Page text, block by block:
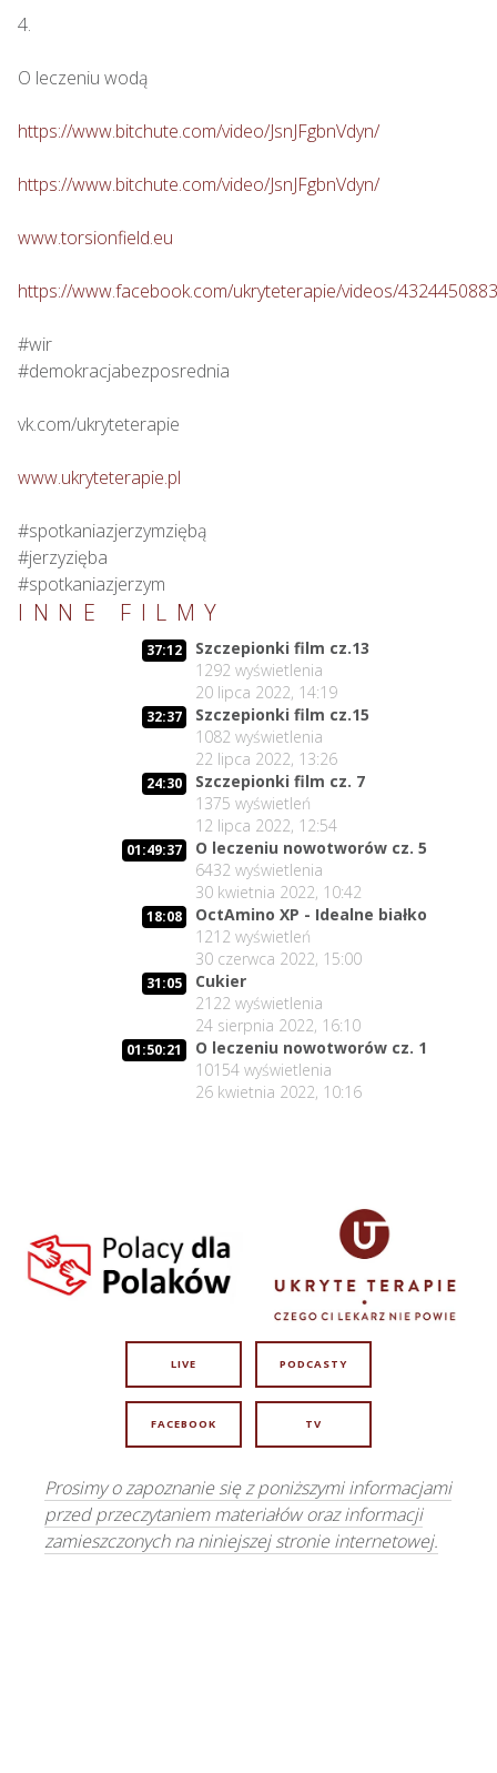
4.
O leczeniu wodą
https://www.bitchute.com/video/JsnJFgbnVdyn/
https://www.bitchute.com/video/JsnJFgbnVdyn/
www.torsionfield.eu
https://www.facebook.com/ukryteterapie/videos/
#wir
#demokracjabezposrednia
vk.com/ukryteterapie
www.ukryteterapie.pl
#spotkaniazjerzymziębą
#jerzyzięba
#spotkaniazjerzym
INNE FILMY
37:12
Szczepionki film cz.13
1292 wyświetlenia
20 lipca 2022, 14:19
32:37
Szczepionki film cz.15
1082 wyświetlenia
22 lipca 2022, 13:26
24:30
Szczepionki film cz. 7
1375 wyświetleń
12 lipca 2022, 12:54
01:49:37
O leczeniu nowotworów cz. 5
6432 wyświetlenia
30 kwietnia 2022, 10:42
18:08
OctAmino XP - Idealne białko
1212 wyświetleń
30 czerwca 2022, 15:00
31:05
Cukier
2122 wyświetlenia
24 sierpnia 2022, 16:10
01:50:21
O leczeniu nowotworów cz. 1
10154 wyświetlenia
26 kwietnia 2022, 10:16
LIVE PODCASTY
FACEBOOK TV
Prosimy o zapoznanie się z poniższymi informacjami
przed przeczytaniem materiałów oraz informacji
zamieszczonych na niniejszej stronie internetowej.